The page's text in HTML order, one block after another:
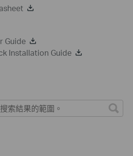
Guide
Installation Guide